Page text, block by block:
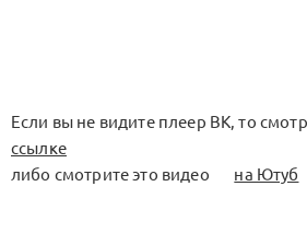
Если вы не видите плеер ВК, то
ссылке
либо смотрите это видео
на Ютуб